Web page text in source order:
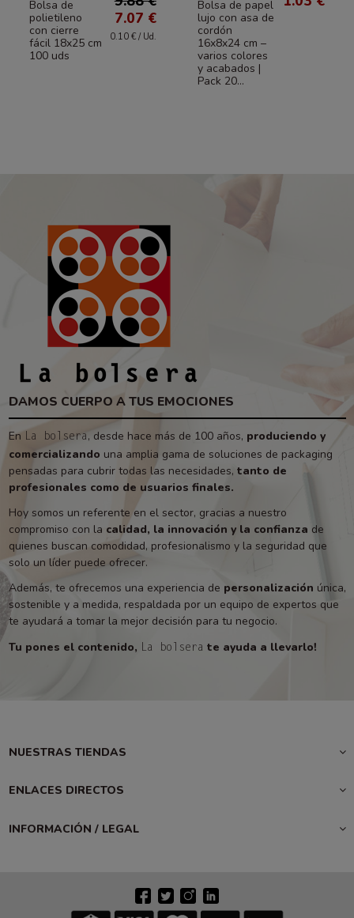
Bolsa de
polietileno
con cierre
fácil 18x25 cm
100 uds
7.07 €
0.10 € / Ud.
Bolsa de papel
lujo con asa de
cordón
16x8x24 cm –
varios colores
y acabados |
Pack 20...
DAMOS CUERPO A TUS EMOCIONES
En La bolsera, desde hace más de 100 años, produciendo y
comercializando una amplia gama de soluciones de packaging
pensadas para cubrir todas las necesidades, tanto de
profesionales como de usuarios finales.
Hoy somos un referente en el sector, gracias a nuestro
compromiso con la calidad, la innovación y la confianza de
quienes buscan comodidad, profesionalismo y la seguridad que
solo un líder puede ofrecer.
Además, te ofrecemos una experiencia de personalización única,
sostenible y a medida, respaldada por un equipo de expertos que
te ayudará a tomar la mejor decisión para tu negocio.
Tu pones el contenido, La bolsera te ayuda a llevarlo!
NUESTRAS TIENDAS
ENLACES DIRECTOS
INFORMACIÓN / LEGAL